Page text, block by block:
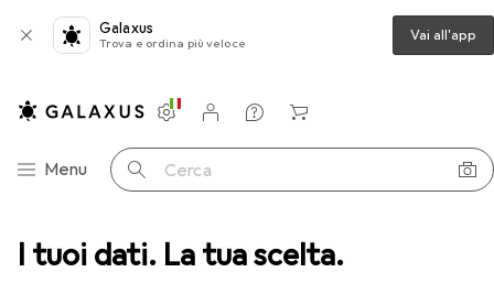
I tuoi dati. La tua scelta.
Galaxus
Trova e ordina più veloce Vai all'app
Categoria Navigazione
Menu Cerca
Impostazioni
Conto cliente
Liste di confronto
Liste dei desideri
Carrello
Tornio Loc-Line Sistema di tubi di raffreddamento